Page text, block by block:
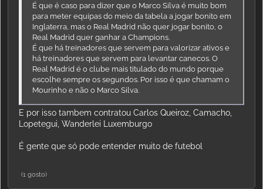
É que é caso para dizer que o Marco Silva é muito bom
para meter equipas do meio da tabela a jogar bonito em
Inglaterra, mas o Real Madrid não quer jogar bonito, o
Real Madrid quer ganhar a Champions.
É que há treinadores que servem para valorizar ativos e
há treinadores que servem para levantar canecos. O
Real Madrid é o clube mais titulado do mundo porque
escolhe sempre os segundos. Por isso é que chamam o
Mourinho e não o Marco Silva.
E por isso tambem contratou Carlos Queiroz, Camacho,
Lopetegui, Wanderlei Luxemburgo
É gente que só pode entender muito de futebol
(1 gosto)